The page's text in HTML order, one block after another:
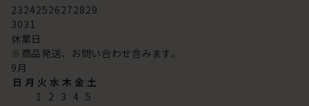
23242526272829
3031
休業日
※商品発送、お問い合わせ含みます。
9 月
日 月 火 水 木 金 土
1
2 3 4 5